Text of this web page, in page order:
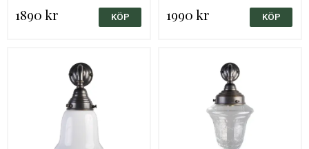
1890 kr 1990 kr